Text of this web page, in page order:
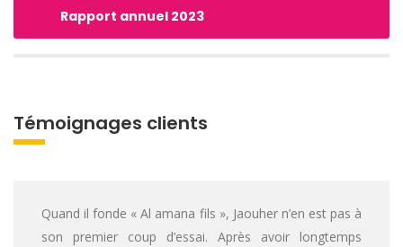
Rapport annuel 2023
Témoignages clients
Quand il fonde « Al amana fils », Jaouher n’en est pas à
son premier coup d’essai. Après avoir longtemps